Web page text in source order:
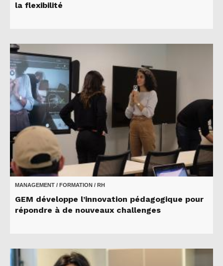
la flexibilité
MANAGEMENT / FORMATION / RH
GEM développe l’innovation pédagogique pour
répondre à de nouveaux challenges